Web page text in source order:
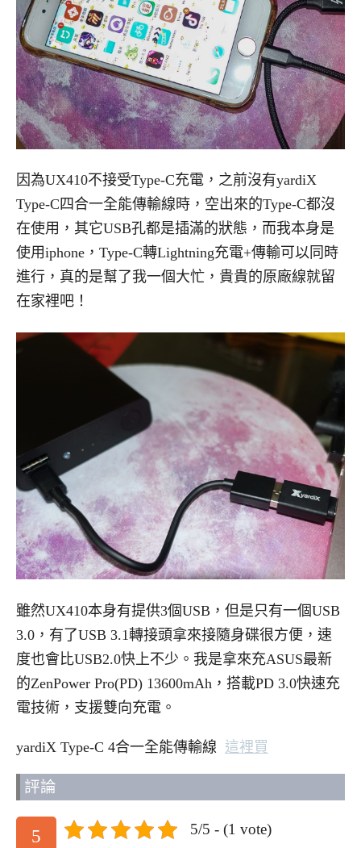
因為UX410不接受Type-C充電，之前沒有yardiX
Type-C四合一全能傳輸線時，空出來的Type-C都沒
在使用，其它USB孔都是插滿的狀態，而我本身是
使用iphone，Type-C轉Lightning充電+傳輸可以同時
進行，真的是幫了我一個大忙，貴貴的原廠線就留
在家裡吧！
雖然UX410本身有提供3個USB，但是只有一個USB
3.0，有了USB 3.1轉接頭拿來接隨身碟很方便，速
度也會比USB2.0快上不少。我是拿來充ASUS最新
的ZenPower Pro(PD) 13600mAh，搭載PD 3.0快速充
電技術，支援雙向充電。
yardiX Type-C 4合一全能傳輸線 這裡買
評論
5 5/5 - (1 vote)